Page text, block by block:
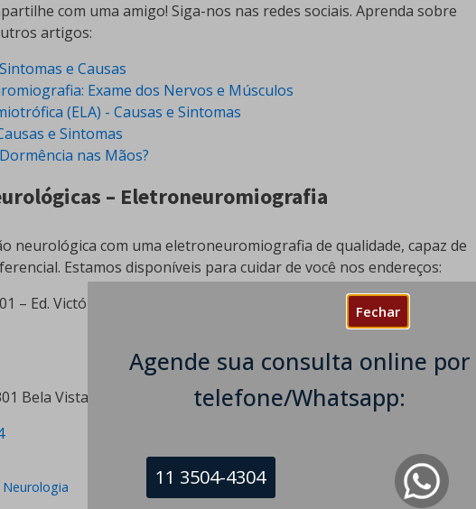
Fechar
Agende sua consulta online por
telefone/Whatsapp:
11 3504-4304
com uma amigo! Siga-nos nas redes sociais. Aprenda sobre
artigos:
e Causas
Exame dos Nervos e Músculos
(ELA) - Causas e Sintomas
e Sintomas
nas Mãos?
– Eletroneuromiografia
neurológica com uma eletroneuromiografia de qualidade, capaz de
Estamos disponíveis para cuidar de você nos endereços:
– Ed. Victória Office Tower Leste, Sala 109 - Enseada do Suá, Vitória
Bela Vista - São Paulo - SP, CEP: 01332-904